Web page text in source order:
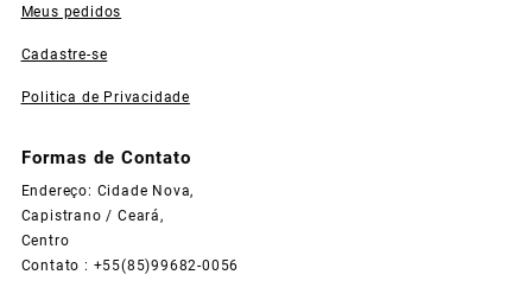
Meus pedidos
Cadastre-se
Politica de Privacidade
Formas de Contato
Endereço: Cidade Nova,
Capistrano / Ceará,
Centro
Contato : +55(85)99682-0056